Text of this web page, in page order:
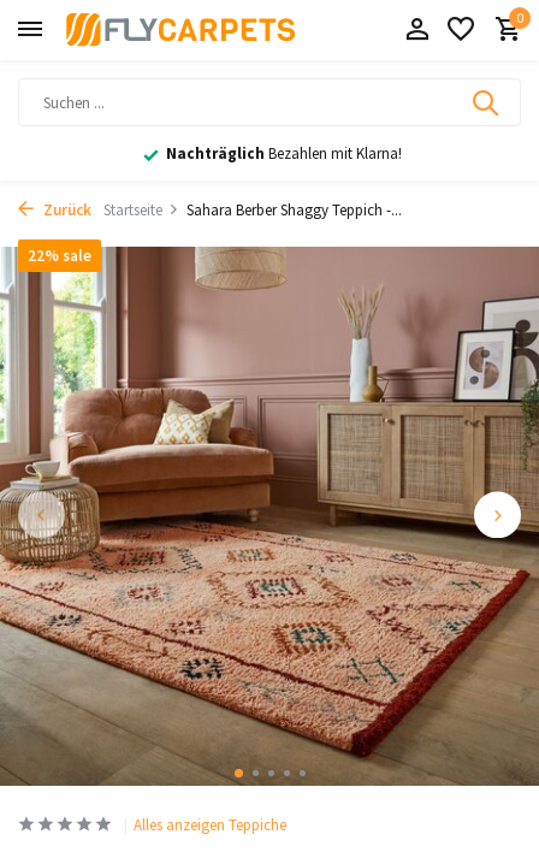
0
Nachträglich Bezahlen mit Klarna!
Zurück Startseite Sahara Berber Shaggy Teppich -...
22% sale
Alles anzeigen Teppiche